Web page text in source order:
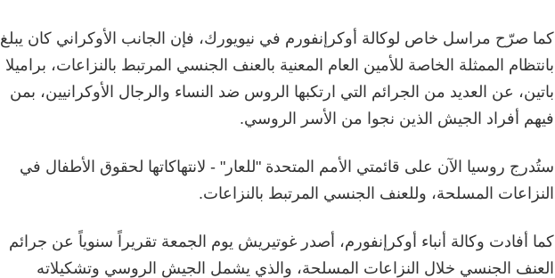
كما صرّح مراسل خاص لوكالة أوكرإنفورم في نيويورك، فإن الجانب الأوكراني كان يبلغ
بانتظام الممثلة الخاصة للأمين العام المعنية بالعنف الجنسي المرتبط بالنزاعات، براميلا
باتين، عن العديد من الجرائم التي ارتكبها الروس ضد النساء والرجال الأوكرانيين، بمن
فيهم أفراد الجيش الذين نجوا من الأسر الروسي.
ستُدرج روسيا الآن على قائمتي الأمم المتحدة "للعار" - لانتهاكاتها لحقوق الأطفال في
النزاعات المسلحة، وللعنف الجنسي المرتبط بالنزاعات.
كما أفادت وكالة أنباء أوكرإنفورم، أصدر غوتيريش يوم الجمعة تقريراً سنوياً عن جرائم
العنف الجنسي خلال النزاعات المسلحة، والذي يشمل الجيش الروسي وتشكيلاته